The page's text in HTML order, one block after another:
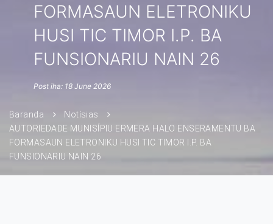
FORMASAUN ELETRONIKU
HUSI TIC TIMOR I.P. BA
FUNSIONARIU NAIN 26
Post iha: 18 June 2026
Baranda
Notísias
AUTORIEDADE MUNISÍPIU ERMERA HALO ENSERAMENTU BA
FORMASAUN ELETRONIKU HUSI TIC TIMOR I.P. BA
FUNSIONARIU NAIN 26